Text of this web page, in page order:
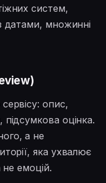
систем,
датами, множинні
опис,
оцінка.
а не
яка ухвалює
не емоцій.